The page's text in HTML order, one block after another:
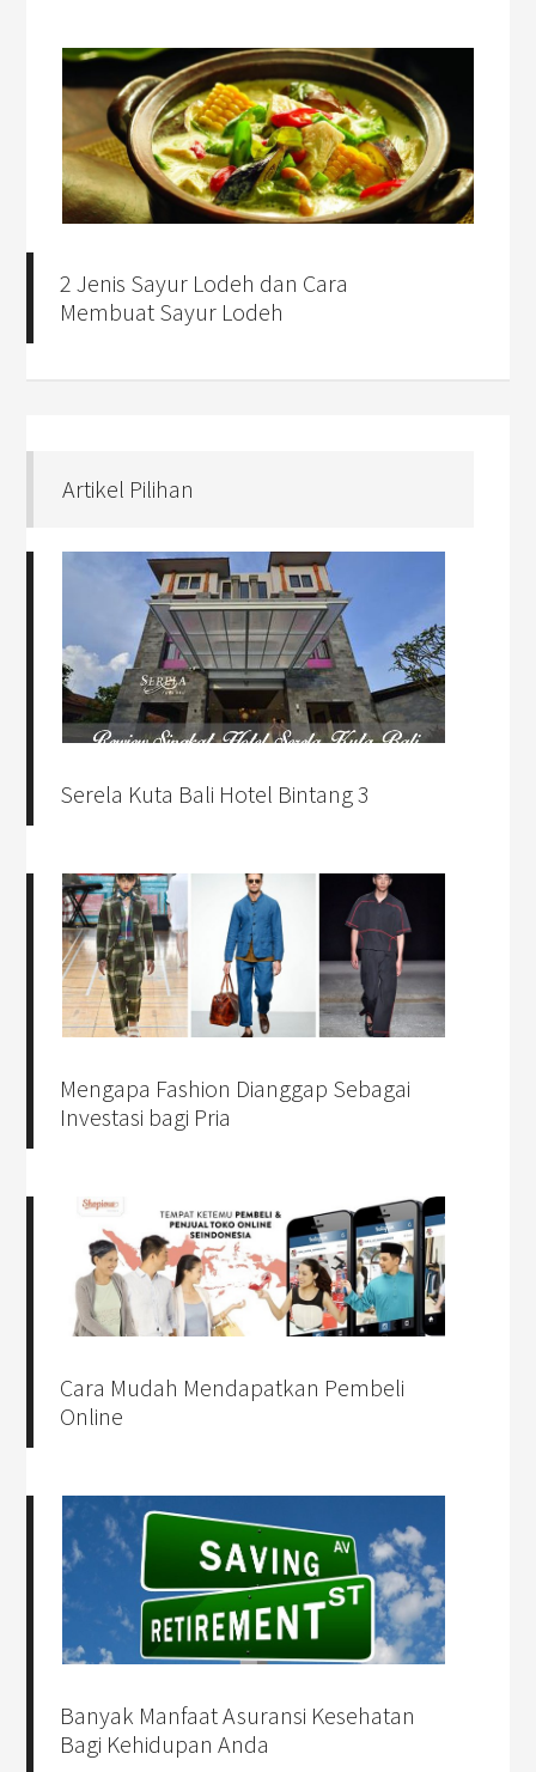
2 Jenis Sayur Lodeh dan Cara
Membuat Sayur Lodeh
Artikel Pilihan
Serela Kuta Bali Hotel Bintang 3
Mengapa Fashion Dianggap Sebagai
Investasi bagi Pria
Cara Mudah Mendapatkan Pembeli
Online
Banyak Manfaat Asuransi Kesehatan
Bagi Kehidupan Anda